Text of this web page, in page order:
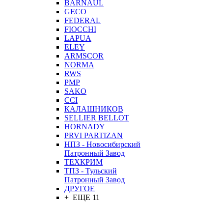
BARNAUL
GEСO
FEDERAL
FIOCCHI
LAPUA
ELEY
ARMSCOR
NORMA
RWS
PMP
SAKO
CCI
КАЛАШНИКОВ
SELLIER BELLOT
HORNADY
PRVI PARTIZAN
НПЗ - Новосибирский
Патронный Завод
ТЕХКРИМ
ТПЗ - Тульский
Патронный Завод
ДРУГОЕ
+ ЕЩЕ 11